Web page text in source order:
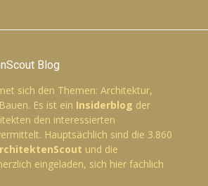
Blog
sich den Themen: Architektur,
Es ist ein Insiderblog der
den interessierten
Hauptsächlich sind die 3.860
und die
eingeladen, sich hier fachlich